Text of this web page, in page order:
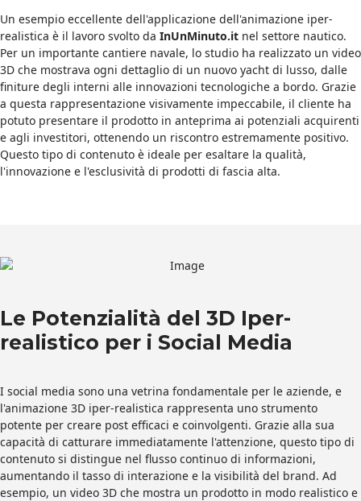
Un esempio eccellente dell'applicazione dell'animazione iper-
realistica è il lavoro svolto da InUnMinuto.it nel settore nautico.
Per un importante cantiere navale, lo studio ha realizzato un video
3D che mostrava ogni dettaglio di un nuovo yacht di lusso, dalle
finiture degli interni alle innovazioni tecnologiche a bordo. Grazie
a questa rappresentazione visivamente impeccabile, il cliente ha
potuto presentare il prodotto in anteprima ai potenziali acquirenti
e agli investitori, ottenendo un riscontro estremamente positivo.
Questo tipo di contenuto è ideale per esaltare la qualità,
l'innovazione e l'esclusività di prodotti di fascia alta.
Le Potenzialità del 3D Iper-
realistico per i Social Media
I social media sono una vetrina fondamentale per le aziende, e
l'animazione 3D iper-realistica rappresenta uno strumento
potente per creare post efficaci e coinvolgenti. Grazie alla sua
capacità di catturare immediatamente l'attenzione, questo tipo di
contenuto si distingue nel flusso continuo di informazioni,
aumentando il tasso di interazione e la visibilità del brand. Ad
esempio, un video 3D che mostra un prodotto in modo realistico e